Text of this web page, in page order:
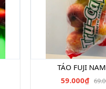
TÁO FUJI
59.000₫